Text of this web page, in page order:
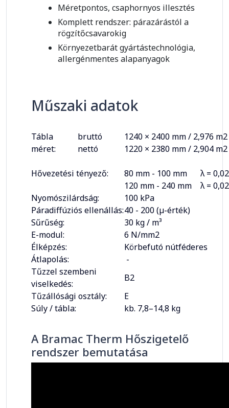
Méretpontos, csaphornyos illesztés
Komplett rendszer: párazárástól a
rögzítőcsavarokig
Környezetbarát gyártástechnológia,
allergénmentes alapanyagok
Műszaki adatok
Tábla
méret:
bruttó
1240 × 2400 mm / 2,976 m2
nettó
1220 × 2380 mm / 2,904 m2
Hővezetési tényező: 80 mm - 100 mm
λ =
120 mm - 240 mm
λ =
Nyomószilárdság:
100 kPa
Páradiffúziós ellenállás:40 - 200 (µ-érték)
Sűrűség:
30 kg / m³
E-modul:
6 N/mm2
Élképzés:
Körbefutó nútféderes
Átlapolás:
-
Tűzzel szembeni
viselkedés:
B2
Tűzállósági osztály:
E
Súly / tábla:
kb. 7,8–14,8 kg
A Bramac Therm Hőszigetelő
rendszer bemutatása